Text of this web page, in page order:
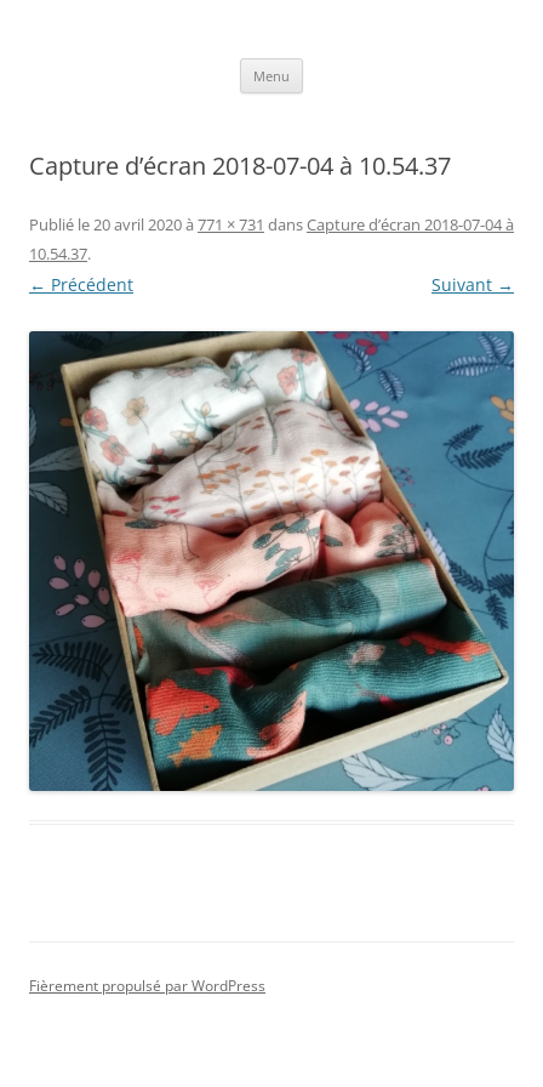
Menu
Capture d’écran 2018-07-04 à 10.54.37
Publié le20 avril 2020à 771 × 731 dansCapture d’écran 2018-07-04 à
10.54.37.
← Précédent Suivant →
Fièrement propulsé par WordPress